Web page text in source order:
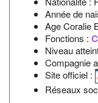
Année de
Age Coralie
Fonctions :
Niveau
Compagnie
Site officiel :
Réseaux